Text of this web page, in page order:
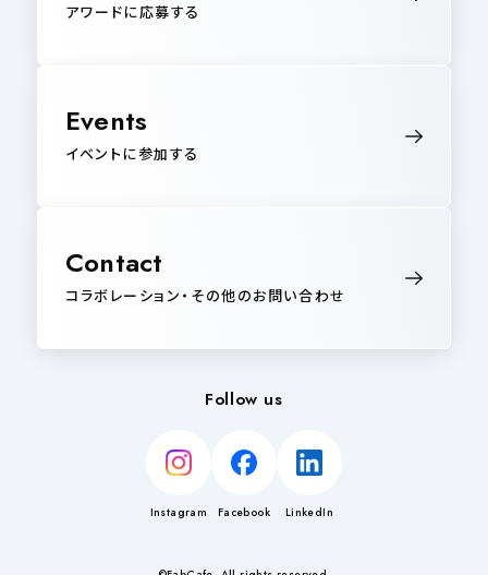
アワードに応募する
Events
イベントに参加する
Contact
コラボレーション・その他のお問い合わせ
Follow us
Instagram Facebook LinkedIn